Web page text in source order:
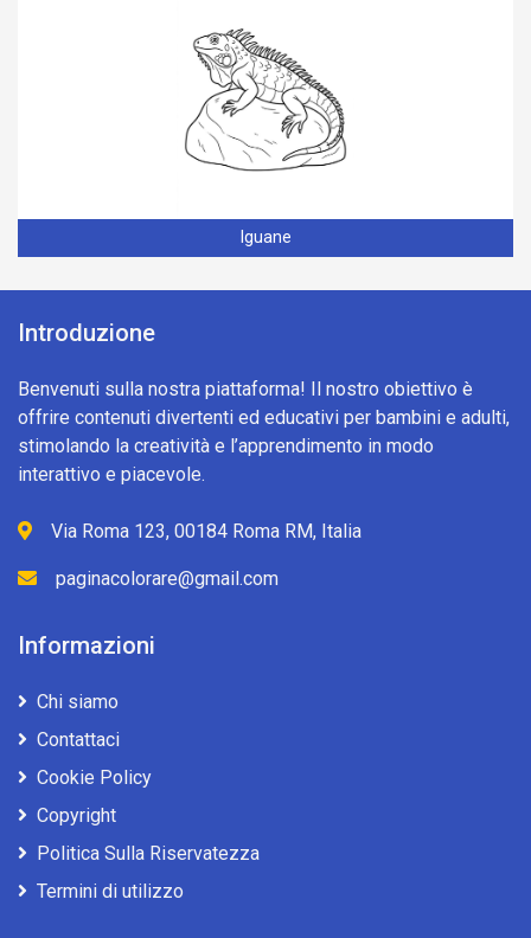
Iguane
Introduzione
Benvenuti sulla nostra piattaforma! Il nostro obiettivo è
offrire contenuti divertenti ed educativi per bambini e adulti,
stimolando la creatività e l’apprendimento in modo
interattivo e piacevole.
Via Roma 123, 00184 Roma RM, Italia
paginacolorare@gmail.com
Informazioni
Chi siamo
Contattaci
Cookie Policy
Copyright
Politica Sulla Riservatezza
Termini di utilizzo